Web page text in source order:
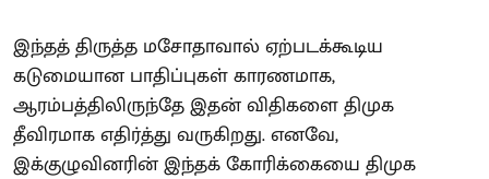
இந்தத் திருத்த மசோதாவால் ஏற்படக்கூடிய
கடுமையான பாதிப்புகள் காரணமாக,
ஆரம்பத்திலிருந்தே இதன் விதிகளை திமுக
தீவிரமாக எதிர்த்து வருகிறது. எனவே,
இக்குழுவினரின் இந்தக் கோரிக்கையை திமுக